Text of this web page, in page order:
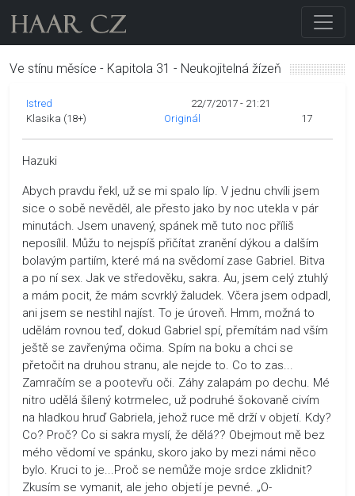
Ve stínu měsíce - Kapitola 31 - Neukojitelná žízeň
Istred
22/7/2017 - 21:21
Klasika (18+)
Originál 17
Hazuki
Abych pravdu řekl, už se mi spalo líp. V jednu chvíli jsem
sice o sobě nevěděl, ale přesto jako by noc utekla v pár
minutách. Jsem unavený, spánek mě tuto noc příliš
neposílil. Můžu to nejspíš přičítat zranění dýkou a dalším
bolavým partiím, které má na svědomí zase Gabriel. Bitva
a po ní sex. Jak ve středověku, sakra. Au, jsem celý ztuhlý
a mám pocit, že mám scvrklý žaludek. Včera jsem odpadl,
ani jsem se nestihl najíst. To je úroveň. Hmm, možná to
udělám rovnou teď, dokud Gabriel spí, přemítám nad vším
ještě se zavřenýma očima. Spím na boku a chci se
přetočit na druhou stranu, ale nejde to. Co to zas...
Zamračím se a pootevřu oči. Záhy zalapám po dechu. Mé
nitro udělá šílený kotrmelec, už podruhé šokovaně civím
na hladkou hruď Gabriela, jehož ruce mě drží v objetí. Kdy?
Co? Proč? Co si sakra myslí, že dělá?? Obejmout mě bez
mého vědomí ve spánku, skoro jako by mezi námi něco
bylo. Kruci to je...Proč se nemůže moje srdce zklidnit?
Zkusím se vymanit, ale jeho objetí je pevné. „O-